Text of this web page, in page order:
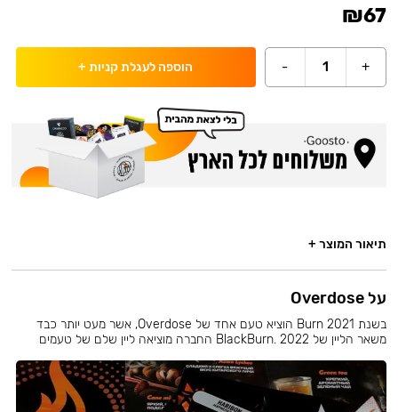
₪67
+
1
- הוספה לעגלת קניות +
תיאור המוצר +
על Overdose
בשנת 2021 Burn הוציא טעם אחד של Overdose, אשר מעט יותר כבד
משאר הליין של BlackBurn. 2022 החברה מוציאה ליין שלם של טעמים